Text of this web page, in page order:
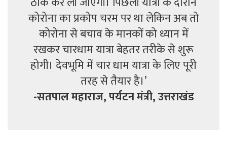
कोरोना का प्रकोप चरम पर था लेकिन अब तो
कोरोना से बचाव के मानकों को ध्यान में
रखकर चारधाम यात्रा बेहतर तरीके से शुरू
होगी। देवभूमि में चार धाम यात्रा के लिए पूरी
तरह से तैयार है।’
-सतपाल महाराज, पर्यटन मंत्री, उत्तराखंड